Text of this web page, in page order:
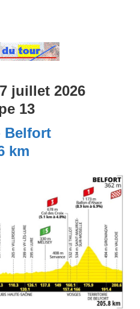
juillet 2026
13
Belfort
km